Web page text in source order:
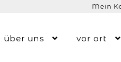
Mein
über uns vor ort